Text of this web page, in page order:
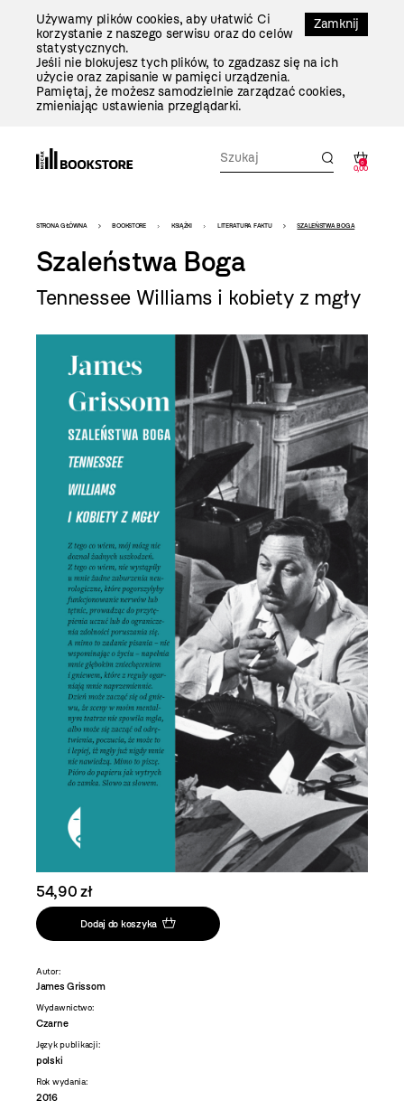
Zamknij
Używamy plików cookies, aby ułatwić Ci
korzystanie z naszego serwisu oraz do celów
statystycznych.
Jeśli nie blokujesz tych plików, to zgadzasz się na ich
użycie oraz zapisanie w pamięci urządzenia.
Pamiętaj, że możesz samodzielnie zarządzać cookies,
zmieniając ustawienia przeglądarki.
0
0,00
Bookstore
-
szablon
szczegóły
STRONA GŁÓWNA BOOKSTORE KSIĄŻKI LITERATURA FAKTU SZALEŃSTWA BOGA
Szaleństwa Boga
Tennessee Williams i kobiety z mgły
54,90 zł
Dodaj do koszyka
Autor:
James Grissom
Wydawnictwo:
Czarne
Język publikacji:
polski
Rok wydania:
2016